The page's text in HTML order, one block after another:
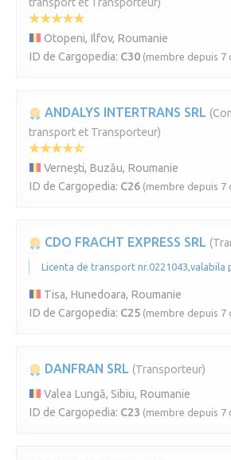
Otopeni, Ilfov, Roumanie
ID de Cargopedia: C30 (membre depuis 7
ANDALYS INTERTRANS SRL
transport et Transporteur)
Vernești, Buzău, Roumanie
ID de Cargopedia: C26 (membre depuis 7
CDO FRACHT EXPRESS SRL
Licenta de transport nr.0221043,valabila
Tisa, Hunedoara, Roumanie
ID de Cargopedia: C25 (membre depuis 7
DANFRAN SRL (Transporteur)
Valea Lungă, Sibiu, Roumanie
ID de Cargopedia: C23 (membre depuis 7